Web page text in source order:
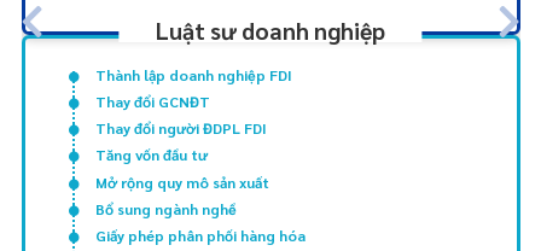
Luật sư doanh nghiệp
Thành lập doanh nghiệp FDI
Thay đổi GCNĐT
Thay đổi người ĐDPL FDI
Tăng vốn đầu tư
Mở rộng quy mô sản xuất
Bổ sung ngành nghề
Giấy phép phân phối hàng hóa